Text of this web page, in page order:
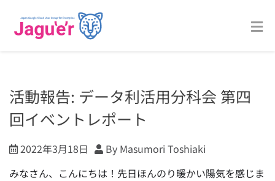
活動報告: データ利活用分科会 第四
回イベントレポート
2022年3月18日
By Masumori Toshiaki
みなさん、こんにちは！先日ほんのり暖かい陽気を感じま